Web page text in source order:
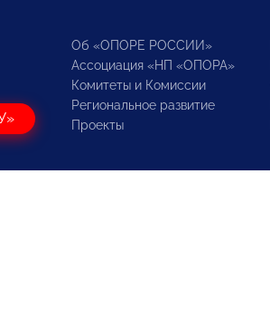
Об «ОПОРЕ РОССИИ»
Ассоциация «НП «ОПОРА»
Комитеты и Комиссии
Региональное развитие
Проекты